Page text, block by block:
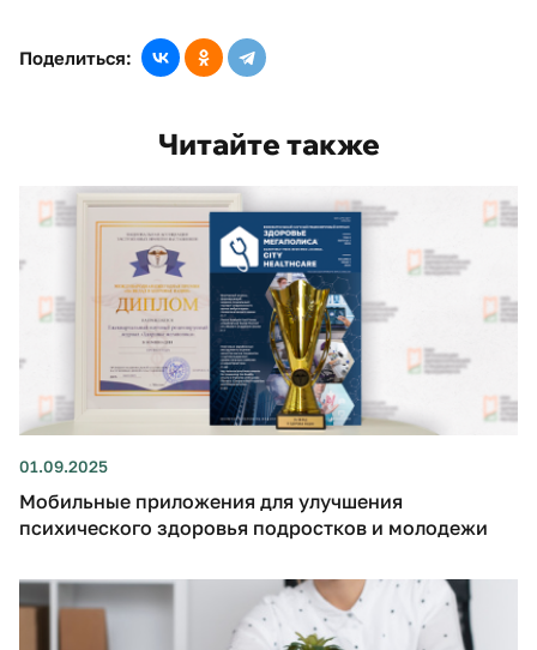
Поделиться:
Читайте также
01.09.2025
Мобильные приложения для улучшения
психического здоровья подростков и молодежи